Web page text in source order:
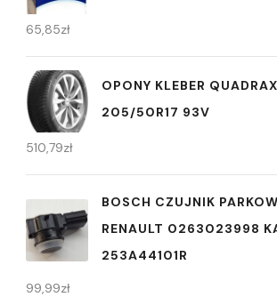
65,85zł
OPONY KLEBER
205/50R17 93V
510,79zł
BOSCH CZUJNIK
RENAULT 0263023998
253A44101R
99,99zł